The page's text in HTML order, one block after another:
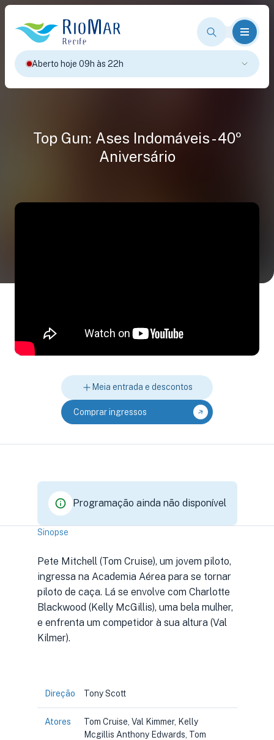
Aberto hoje 09h às 22h
Top Gun: Ases Indomáveis - 40º
Aniversário
Meia entrada e descontos
Comprar ingressos
Programação ainda não disponível
Sinopse
Pete Mitchell (Tom Cruise), um jovem piloto,
ingressa na Academia Aérea para se tornar
piloto de caça. Lá se envolve com Charlotte
Blackwood (Kelly McGillis), uma bela mulher,
e enfrenta um competidor à sua altura (Val
Kilmer).
Direção Tony Scott
Atores
Tom Cruise, Val Kimmer, Kelly
Mcgillis Anthony Edwards, Tom